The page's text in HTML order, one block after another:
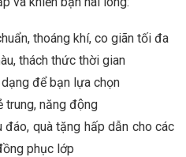
thoáng khí, co giãn tối đa
thách thức thời gian
để bạn lựa chọn
trung, năng động
quà tặng hấp dẫn cho các
phục lớp